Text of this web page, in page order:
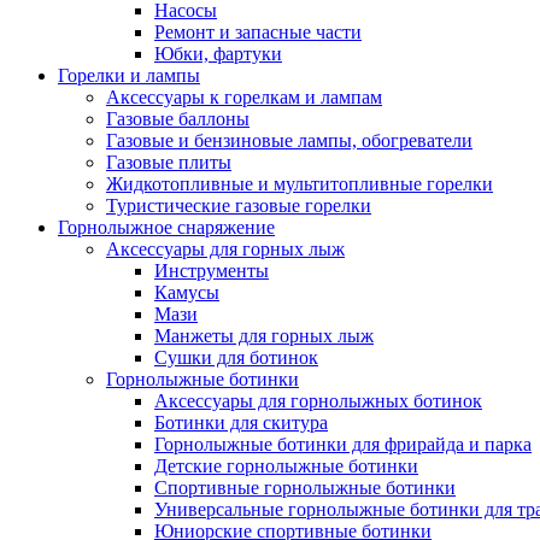
Насосы
Ремонт и запасные части
Юбки, фартуки
Горелки и лампы
Аксессуары к горелкам и лампам
Газовые баллоны
Газовые и бензиновые лампы, обогреватели
Газовые плиты
Жидкотопливные и мультитопливные горелки
Туристические газовые горелки
Горнолыжное снаряжение
Аксессуары для горных лыж
Инструменты
Камусы
Мази
Манжеты для горных лыж
Сушки для ботинок
Горнолыжные ботинки
Аксессуары для горнолыжных ботинок
Ботинки для скитура
Горнолыжные ботинки для фрирайда и парка
Детские горнолыжные ботинки
Спортивные горнолыжные ботинки
Универсальные горнолыжные ботинки для
Юниорские спортивные ботинки